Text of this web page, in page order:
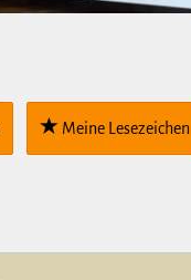
Meine Lese­zei­chen